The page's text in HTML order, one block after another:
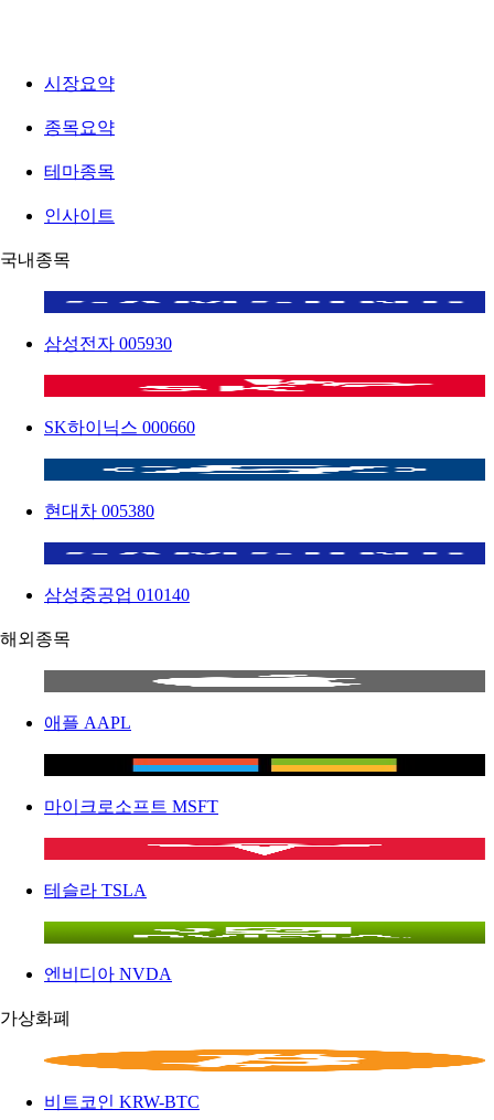
시장요약
종목요약
테마종목
인사이트
국내종목
삼성전자 005930
SK하이닉스 000660
현대차 005380
삼성중공업 010140
해외종목
애플 AAPL
마이크로소프트 MSFT
테슬라 TSLA
엔비디아 NVDA
가상화폐
비트코인 KRW-BTC